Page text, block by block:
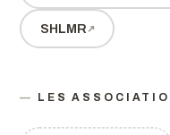
SHLMR
LES